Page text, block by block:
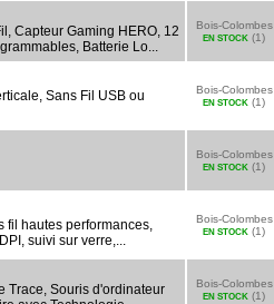
Capteur Gaming HERO, 12
Batterie Lo...
Bois-Colombes
EN STOCK (1)
Sans Fil USB ou
Bois-Colombes
EN STOCK (1)
Bois-Colombes
EN STOCK (1)
fil hautes performances,
suivi sur verre,...
Bois-Colombes
EN STOCK (1)
Trace, Souris d'ordinateur
Bois-Colombes
EN STOCK (1)